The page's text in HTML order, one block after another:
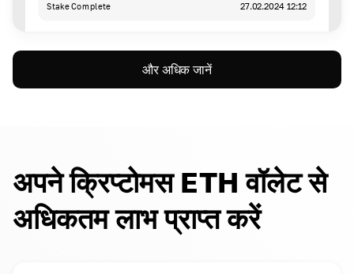
Stake Complete
27.02.2024 12:12
और अधिक जानें
अपने क्रिप्टोमस ETH वॉलेट से
अधिकतम लाभ प्राप्त करें